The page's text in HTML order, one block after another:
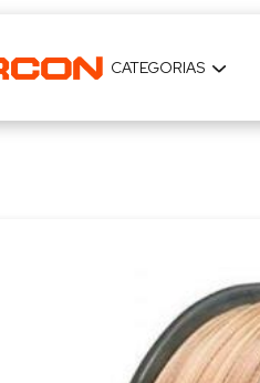
CATEGORIAS